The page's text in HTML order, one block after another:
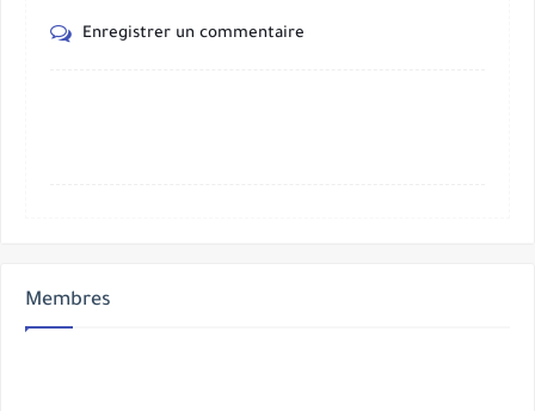
Enregistrer un commentaire
Membres